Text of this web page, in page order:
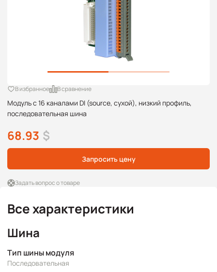
Модуль с 16 каналами DI (source, сухой), низкий профиль,
последовательная шина
В избранное В сравнение
68.93 $
Запросить цену
Задать вопрос о товаре
Все характеристики
Шина
Тип шины модуля
Последовательная